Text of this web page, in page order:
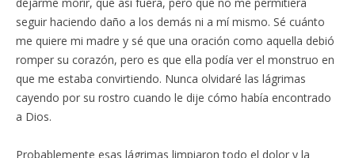
seguir haciendo daño a los demás ni a mí mismo. Sé cuánto
me quiere mi madre y sé que una oración como aquella debió
romper su corazón, pero es que ella podía ver el monstruo en
que me estaba convirtiendo. Nunca olvidaré las lágrimas
cayendo por su rostro cuando le dije cómo había encontrado
a Dios.
Probablemente esas lágrimas limpiaron todo el dolor y la